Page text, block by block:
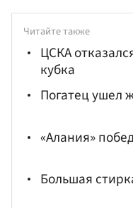
Читайте также
ЦСКА
кубка
Погатец ушел
«Алания»
Большая